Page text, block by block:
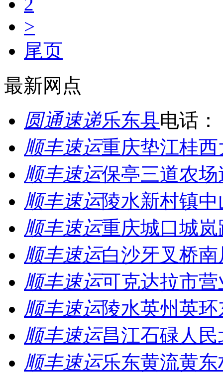
>
尾页
最新网点
圆通速递乐东县电话：
顺丰速运重庆垫江桂
顺丰速运保亭三道农
顺丰速运陵水新村镇
顺丰速运重庆城口城
顺丰速运白沙牙叉桥
顺丰速运可克达拉市营
顺丰速运陵水英州英
顺丰速运昌江石碌人
顺丰速运乐东黄流黄